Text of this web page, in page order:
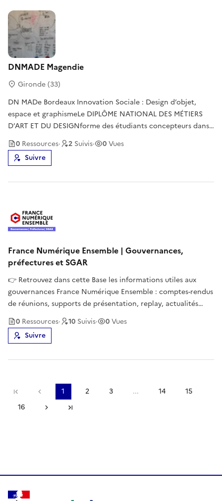
DNMADE Magendie
DN MADe Bordeaux Innovation Sociale : Design d’objet,
espace et graphismeLe DIPLÔME NATIONAL DES MÉTIERS
D’ART ET DU DESIGNforme des étudiants concepteurs dans
le champ du design (objet, produit, mobilier, aménagement
spatial, médiation). La formation s’articule autour de la
pratique du projet
Gironde (33)
0 Ressources· 2 Suivis· 0Vues
Suivre
France Numérique Ensemble | Gouvernances,
préfectures et SGAR
👉 Retrouvez dans cette Base les informations utiles aux
gouvernances France Numérique Ensemble : comptes-rendus
de réunions, supports de présentation, replay, actualités
relatives à la politique d'inclusion numérique, ...📌 Cette Base
est administrée par le Programme Société Numérique de
l'ANCT, pi
0 Ressources· 10 Suivis· 0Vues
Suivre
Première pagePage précédente
1 2 3 ... 14
15
16
Page suivante